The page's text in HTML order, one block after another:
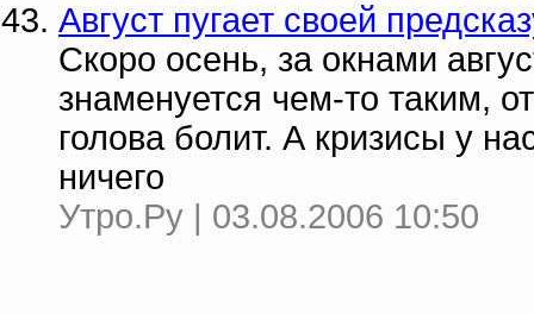
Август пугает своей
Скоро осень, за окнами
знаменуется чем-то таким,
голова болит. А кризисы у
ничего
Утро.Ру | 03.08.2006 10:50